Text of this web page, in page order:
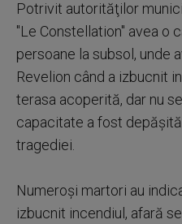
Potrivit autorităţilor
"Le Constellation" avea o
persoane la subsol, unde
Revelion când a izbucnit
terasa acoperită, dar nu
capacitate a fost
tragediei.
Numeroşi martori au
izbucnit incendiul, afară